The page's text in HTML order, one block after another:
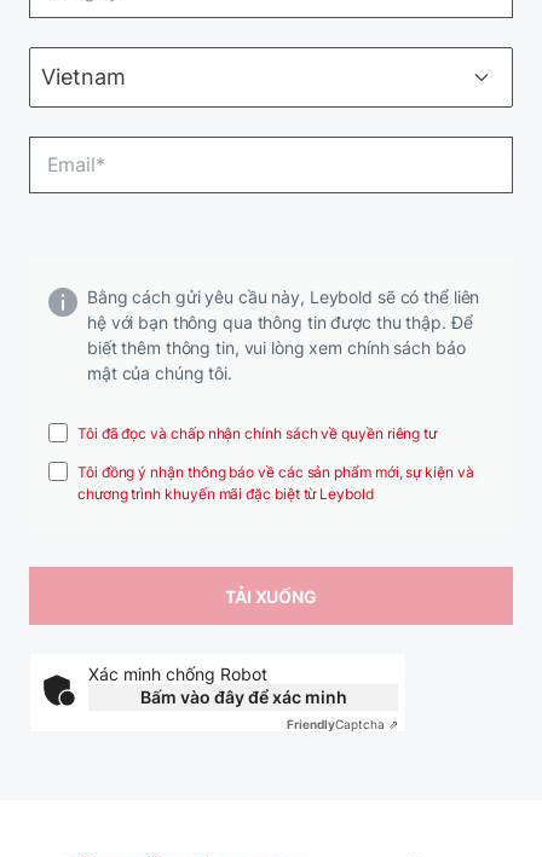
Bằng cách gửi yêu cầu này, Leybold sẽ có thể liên
hệ với bạn thông qua thông tin được thu thập. Để
biết thêm thông tin, vui lòng xem chính sách bảo
mật của chúng tôi.
Tôi đã đọc và chấp nhận chính sách về quyền riêng tư
Tôi đồng ý nhận thông báo về các sản phẩm mới, sự kiện và
chương trình khuyến mãi đặc biệt từ Leybold
Xác minh chống Robot
Bấm vào đây để xác minh
FriendlyCaptcha ⇗